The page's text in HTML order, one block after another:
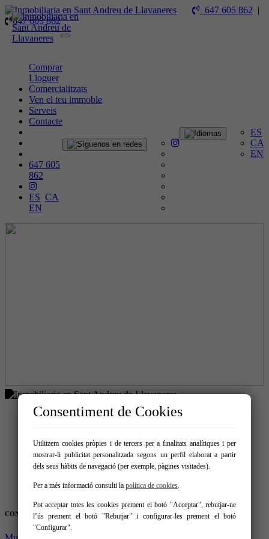
647 605 862 |
647 605 862
Toggle
Comprar
Lloguer
Comercialitzats
Ven el teu immoble
Serveis
Contacte
ES
CA
EN
647 605
862
ES CA
EN
Lloguer
Comercialitzats
Ven el teu immoble
Contacte
CONTACTA'NS
Consentiment de Cookies
Utilitzem cookies pròpies i de tercers per a finalitats analítiques i per
mostrar-li publicitat personalitzada segons un perfil elaborat a partir
dels seus hàbits de navegació (per exemple, pàgines visitades).
Per a més informació consulti la política de cookies.
Pot acceptar totes les cookies prement el botó "Acceptar", rebutjar-ne
l’ús prement el botó "Rebutjar" i configurar-les prement el botó
"Configurar".